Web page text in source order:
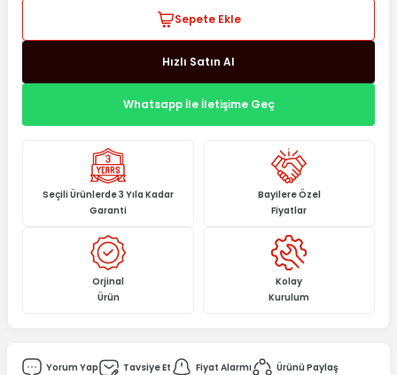
Sepete Ekle
Hızlı Satın Al
Whatsapp İle İletişime Geç
Seçili Ürünlerde 3 Yıla Kadar
Garanti
Bayilere Özel
Fiyatlar
Orjinal
Ürün
Kolay
Kurulum
Yorum Yap Tavsiye Et Fiyat Alarmı
Ürünü Paylaş